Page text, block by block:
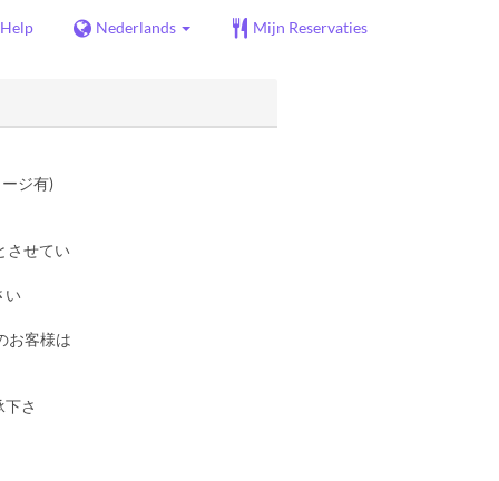
Help Nederlands Mijn Reservaties
ージ有)
させてい
い
お客様は
さ